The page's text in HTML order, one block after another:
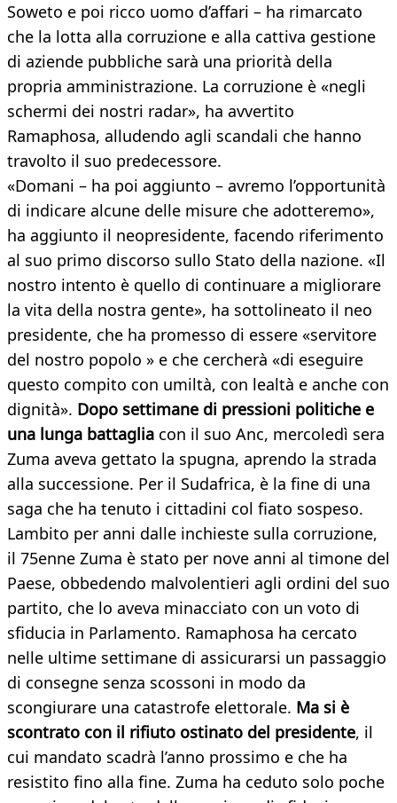
Soweto e poi ricco uomo d’affari – ha rimarcato
che la lotta alla corruzione e alla cattiva gestione
di aziende pubbliche sarà una priorità della
propria amministrazione. La corruzione è «negli
schermi dei nostri radar», ha avvertito
Ramaphosa, alludendo agli scandali che hanno
travolto il suo predecessore.
«Domani – ha poi aggiunto – avremo l’opportunità
di indicare alcune delle misure che adotteremo»,
ha aggiunto il neopresidente, facendo riferimento
al suo primo discorso sullo Stato della nazione. «Il
nostro intento è quello di continuare a migliorare
la vita della nostra gente», ha sottolineato il neo
presidente, che ha promesso di essere «servitore
del nostro popolo » e che cercherà «di eseguire
questo compito con umiltà, con lealtà e anche con
dignità». Dopo settimane di pressioni politiche e
una lunga battaglia con il suo Anc, mercoledì sera
Zuma aveva gettato la spugna, aprendo la strada
alla successione. Per il Sudafrica, è la fine di una
saga che ha tenuto i cittadini col fiato sospeso.
Lambito per anni dalle inchieste sulla corruzione,
il 75enne Zuma è stato per nove anni al timone del
Paese, obbedendo malvolentieri agli ordini del suo
partito, che lo aveva minacciato con un voto di
sfiducia in Parlamento. Ramaphosa ha cercato
nelle ultime settimane di assicurarsi un passaggio
di consegne senza scossoni in modo da
scongiurare una catastrofe elettorale. Ma si è
scontrato con il rifiuto ostinato del presidente, il
cui mandato scadrà l’anno prossimo e che ha
resistito fino alla fine. Zuma ha ceduto solo poche